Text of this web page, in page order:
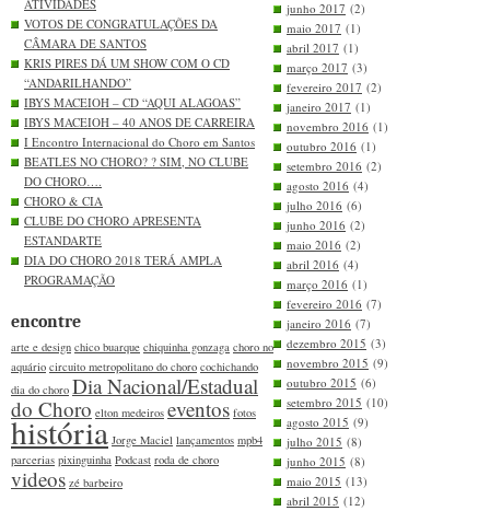
ATIVIDADES
VOTOS DE CONGRATULAÇÕES DA
CÂMARA DE SANTOS
KRIS PIRES DÁ UM SHOW COM O CD
“ANDARILHANDO”
IBYS MACEIOH – CD “AQUI ALAGOAS”
IBYS MACEIOH – 40 ANOS DE CARREIRA
I Encontro Internacional do Choro em Santos
BEATLES NO CHORO? ? SIM, NO CLUBE
DO CHORO….
CHORO & CIA
CLUBE DO CHORO APRESENTA
ESTANDARTE
DIA DO CHORO 2018 TERÁ AMPLA
PROGRAMAÇÃO
encontre
arte e design chico buarque chiquinha gonzaga choro no
aquário circuito metropolitano do choro cochichando
dia do choro Dia Nacional/Estadual
do Choro elton medeiros eventos fotos
história Jorge Maciel lançamentos mpb4
parcerias pixinguinha Podcast roda de choro
videos zé barbeiro
junho 2017 (2)
maio 2017 (1)
abril 2017 (1)
março 2017 (3)
fevereiro 2017 (2)
janeiro 2017 (1)
novembro 2016 (1)
outubro 2016 (1)
setembro 2016 (2)
agosto 2016 (4)
julho 2016 (6)
junho 2016 (2)
maio 2016 (2)
abril 2016 (4)
março 2016 (1)
fevereiro 2016 (7)
janeiro 2016 (7)
dezembro 2015 (3)
novembro 2015 (9)
outubro 2015 (6)
setembro 2015 (10)
agosto 2015 (9)
julho 2015 (8)
junho 2015 (8)
maio 2015 (13)
abril 2015 (12)